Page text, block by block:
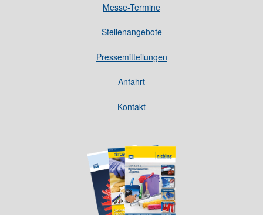
Messe-Termine
Stellenangebote
Pressemitteilungen
Anfahrt
Kontakt